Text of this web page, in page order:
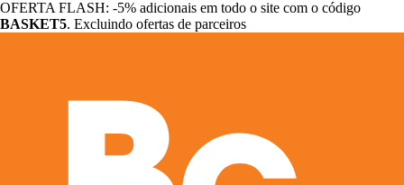
OFERTA FLASH: -5% adicionais em todo o site com o código
BASKET5. Excluindo ofertas de parceiros